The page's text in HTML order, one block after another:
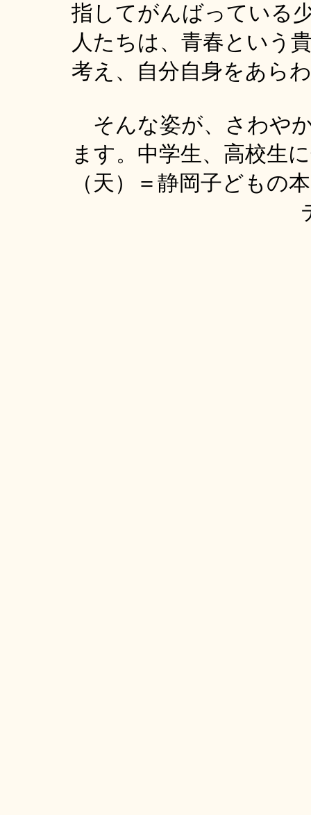
指してがんばっている
人たちは、青春という
考え、自分自身をあら
そんな姿が、さわや
ます。中学生、高校生
（天）＝静岡子どもの